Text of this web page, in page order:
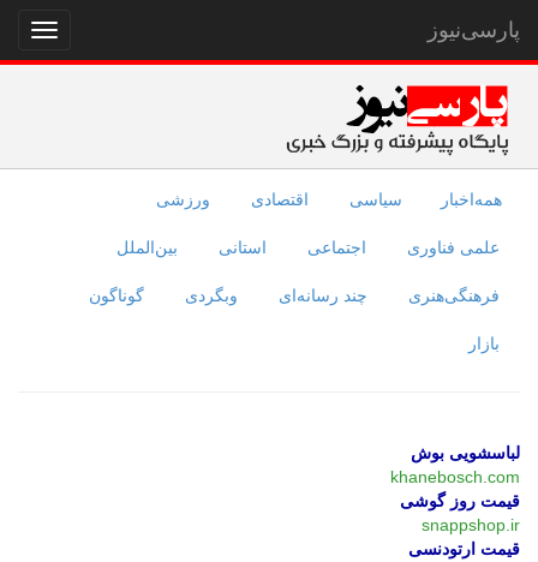
نمایش
منو
پارسی‌نیوز
همه‌اخبار سیاسی اقتصادی ورزشی
علمی فناوری اجتماعی استانی بین‌الملل
فرهنگی‌هنری چند رسانه‌ای وبگردی گوناگون
بازار
لباسشویی بوش
khanebosch.com
قیمت روز گوشی
snappshop.ir
قیمت ارتودنسی